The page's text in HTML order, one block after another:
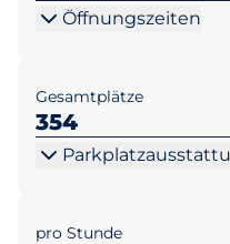
Öffnungszeiten
Gesamtplätze
354
pro Stunde